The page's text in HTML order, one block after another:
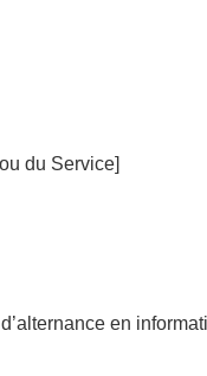
du Service]
en